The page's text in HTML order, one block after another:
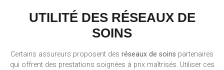
UTILITÉ DES RÉSEAUX DE
SOINS
Certains assureurs proposent des réseaux de soins partenaires
qui offrent des prestations soignées à prix maîtrisés. Utiliser ces